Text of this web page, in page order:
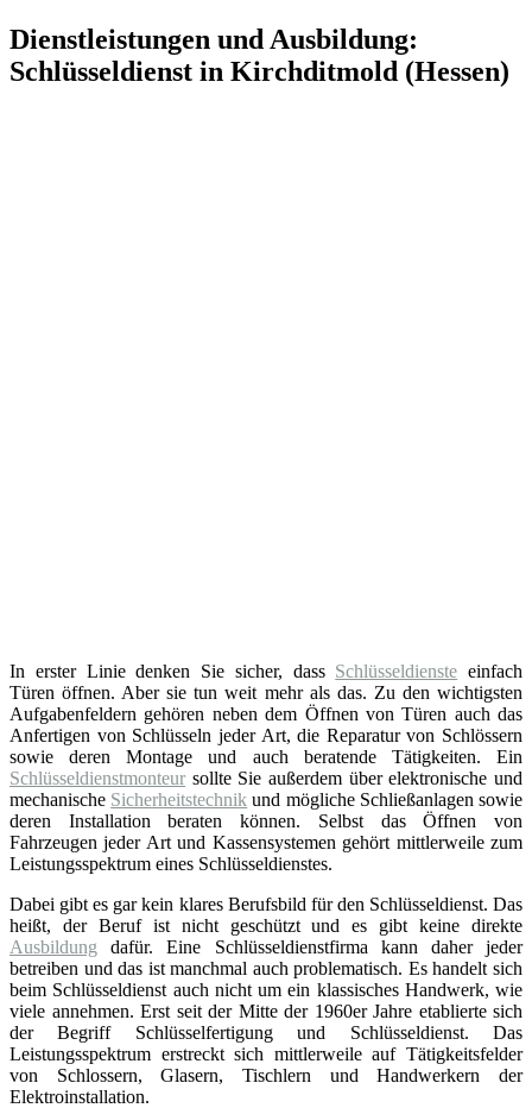
Dienstleistungen und Ausbildung:
Schlüsseldienst in Kirchditmold (Hessen)
In erster Linie denken Sie sicher, dass Schlüsseldienste einfach
Türen öffnen. Aber sie tun weit mehr als das. Zu den wichtigsten
Aufgabenfeldern gehören neben dem Öffnen von Türen auch das
Anfertigen von Schlüsseln jeder Art, die Reparatur von Schlössern
sowie deren Montage und auch beratende Tätigkeiten. Ein
Schlüsseldienstmonteur sollte Sie außerdem über elektronische und
mechanische Sicherheitstechnik und mögliche Schließanlagen sowie
deren Installation beraten können. Selbst das Öffnen von
Fahrzeugen jeder Art und Kassensystemen gehört mittlerweile zum
Leistungsspektrum eines Schlüsseldienstes.
Dabei gibt es gar kein klares Berufsbild für den Schlüsseldienst. Das
heißt, der Beruf ist nicht geschützt und es gibt keine direkte
Ausbildung dafür. Eine Schlüsseldienstfirma kann daher jeder
betreiben und das ist manchmal auch problematisch. Es handelt sich
beim Schlüsseldienst auch nicht um ein klassisches Handwerk, wie
viele annehmen. Erst seit der Mitte der 1960er Jahre etablierte sich
der Begriff Schlüsselfertigung und Schlüsseldienst. Das
Leistungsspektrum erstreckt sich mittlerweile auf Tätigkeitsfelder
von Schlossern, Glasern, Tischlern und Handwerkern der
Elektroinstallation.